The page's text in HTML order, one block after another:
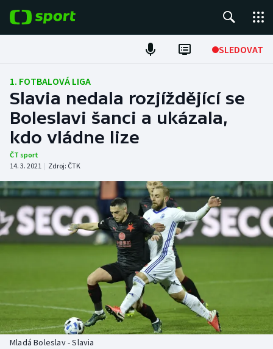
SLEDOVAT
Fotbal
Hokej
Tenis
Atletika
Cyklistika
DALŠÍ SPORTY
Baseball a softbal
Basketbal
Biatlon
Historické návraty
Aplikace ČT sport
1. FOTBALOVÁ LIGA
Slavia nedala rozjíždějící se
Boleslavi šanci a ukázala,
kdo vládne lize
ČT sport
14. 3. 2021 | Zdroj: ČTK
Mladá Boleslav - Slavia